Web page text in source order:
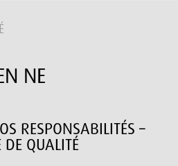
NE
RESPONSABILITÉS –
QUALITÉ